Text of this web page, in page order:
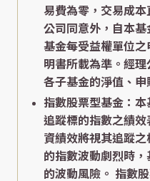
易費為零，交易成
公司同意外，自本
基金每受益權單位
明書所載為準。經
各子基金的淨值、申
指數股票型基金：
追蹤標的指數之績
資績效將視其追蹤
的指數波動劇烈時
的波動風險。 指數